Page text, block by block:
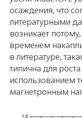
осаждения, что
литературными
возникает
временем
в литературе,
типична для
использованием
магнетронным